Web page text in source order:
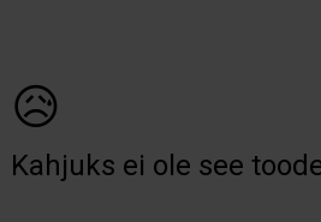
😥
Kahjuks ei ole see